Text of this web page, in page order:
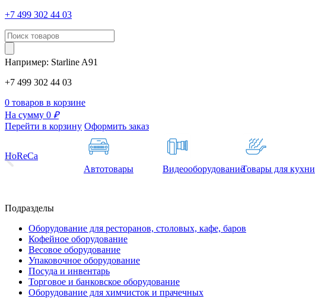
+7 499 302 44 03
Например: Starline A91
+7 499 302 44 03
0 товаров в корзине
На сумму 0 ₽
Перейти в корзину Оформить заказ
HoReCa
Автотовары
ВидеооборудованиеТовары для кухни
Подразделы
Оборудование для ресторанов, столовых, кафе, баров
Кофейное оборудование
Весовое оборудование
Упаковочное оборудование
Посуда и инвентарь
Торговое и банковское оборудование
Оборудование для химчисток и прачечных